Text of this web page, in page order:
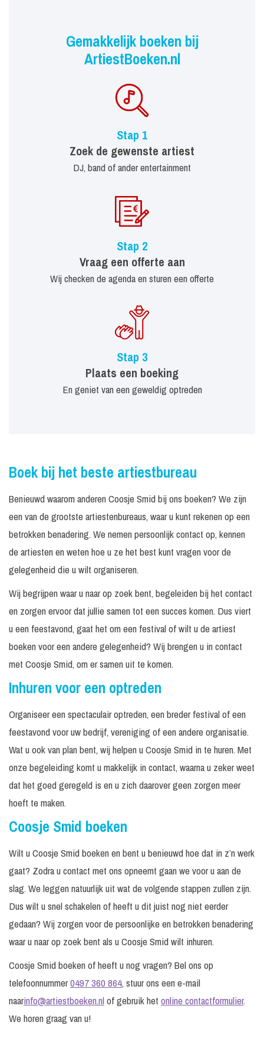
Gemakkelijk boeken bij
ArtiestBoeken.nl
Stap 1
Zoek de gewenste artiest
DJ, band of ander entertainment
Stap 2
Vraag een offerte aan
Wij checken de agenda en sturen een offerte
Stap 3
Plaats een boeking
En geniet van een geweldig optreden
Boek bij het beste artiestbureau
Benieuwd waarom anderen Coosje Smid bij ons boeken? We zijn
een van de grootste artiestenbureaus, waar u kunt rekenen op een
betrokken benadering. We nemen persoonlijk contact op, kennen
de artiesten en weten hoe u ze het best kunt vragen voor de
gelegenheid die u wilt organiseren.
Wij begrijpen waar u naar op zoek bent, begeleiden bij het contact
en zorgen ervoor dat jullie samen tot een succes komen. Dus viert
u een feestavond, gaat het om een festival of wilt u de artiest
boeken voor een andere gelegenheid? Wij brengen u in contact
met Coosje Smid, om er samen uit te komen.
Inhuren voor een optreden
Organiseer een spectaculair optreden, een breder festival of een
feestavond voor uw bedrijf, vereniging of een andere organisatie.
Wat u ook van plan bent, wij helpen u Coosje Smid in te huren. Met
onze begeleiding komt u makkelijk in contact, waarna u zeker weet
dat het goed geregeld is en u zich daarover geen zorgen meer
hoeft te maken.
Coosje Smid boeken
Wilt u Coosje Smid boeken en bent u benieuwd hoe dat in z’n werk
gaat? Zodra u contact met ons opneemt gaan we voor u aan de
slag. We leggen natuurlijk uit wat de volgende stappen zullen zijn.
Dus wilt u snel schakelen of heeft u dit juist nog niet eerder
gedaan? Wij zorgen voor de persoonlijke en betrokken benadering
waar u naar op zoek bent als u Coosje Smid wilt inhuren.
Coosje Smid boeken of heeft u nog vragen? Bel ons op
telefoonnummer0497 360 864, stuur ons een e-mail
naarinfo@artiestboeken.nlof gebruik het online contactformulier.
We horen graag van u!